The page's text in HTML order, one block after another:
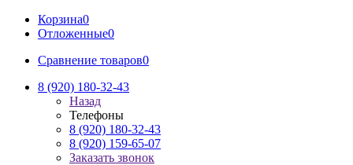
Корзина0
Отложенные0
Сравнение товаров0
8 (920) 180-32-43
Назад
Телефоны
8 (920) 180-32-43
8 (920) 159-65-07
Заказать звонок